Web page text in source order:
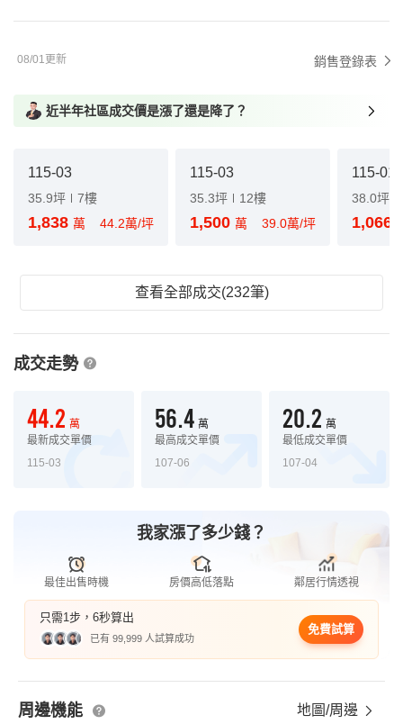
08/01更新 銷售登錄表
近半年社區成交價是漲了還是降了？
115-03
35.9坪 7樓
1,838 萬 44.2萬/坪
115-03
35.3坪 12樓
1,500 萬 39.0萬/坪
115-01
38.0坪
1,066
查看全部成交(232筆)
成交走勢
44.2 萬
最新成交單價
115-03
56.4 萬
最高成交單價
107-06
20.2 萬
最低成交單價
107-04
我家漲了多少錢？
最佳出售時機 房價高低落點 鄰居行情透視
只需1步，6秒算出
已有 99,999 人試算成功
免費試算
周邊機能 地圖/周邊